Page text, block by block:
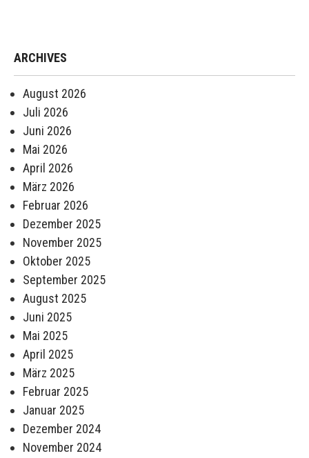
ARCHIVES
August 2026
Juli 2026
Juni 2026
Mai 2026
April 2026
März 2026
Februar 2026
Dezember 2025
November 2025
Oktober 2025
September 2025
August 2025
Juni 2025
Mai 2025
April 2025
März 2025
Februar 2025
Januar 2025
Dezember 2024
November 2024